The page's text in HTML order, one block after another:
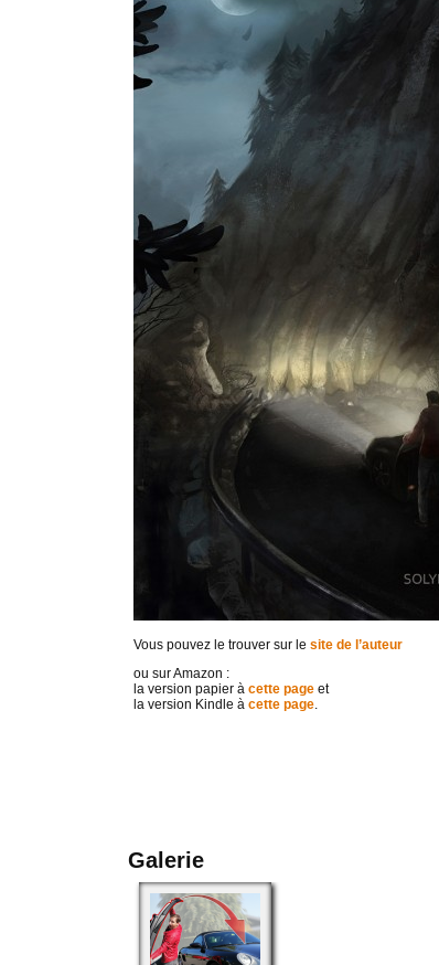
Vous pouvez le trouver sur le site de l’auteur
ou sur Amazon :
la version papier à cette page et
la version Kindle à cette page.
Galerie